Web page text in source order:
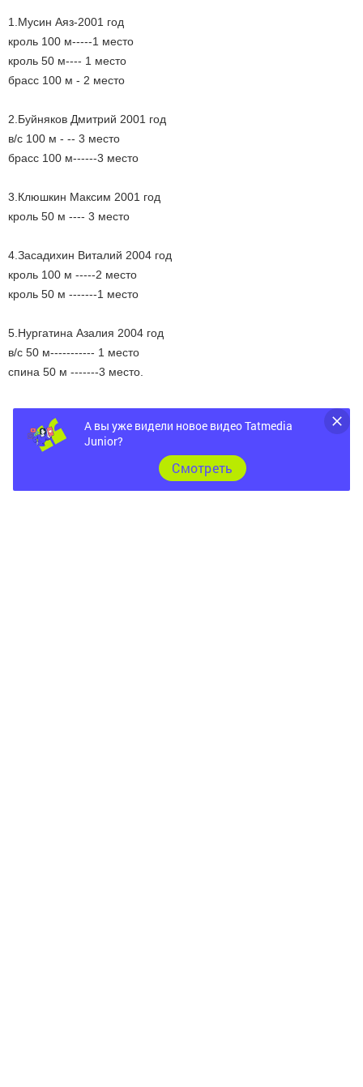
1.Мусин Аяз-2001 год
кроль 100 м-----1 место
кроль 50 м---- 1 место
брасс 100 м - 2 место
2.Буйняков Дмитрий 2001 год
в/с 100 м - -- 3 место
брасс 100 м------3 место
3.Клюшкин Максим 2001 год
кроль 50 м ---- 3 место
4.Засадихин Виталий 2004 год
кроль 100 м -----2 место
кроль 50 м -------1 место
5.Нургатина Азалия 2004 год
в/с 50 м----------- 1 место
спина 50 м -------3 место.
А вы уже видели новое видео Tatmedia
Junior?
Cмотреть